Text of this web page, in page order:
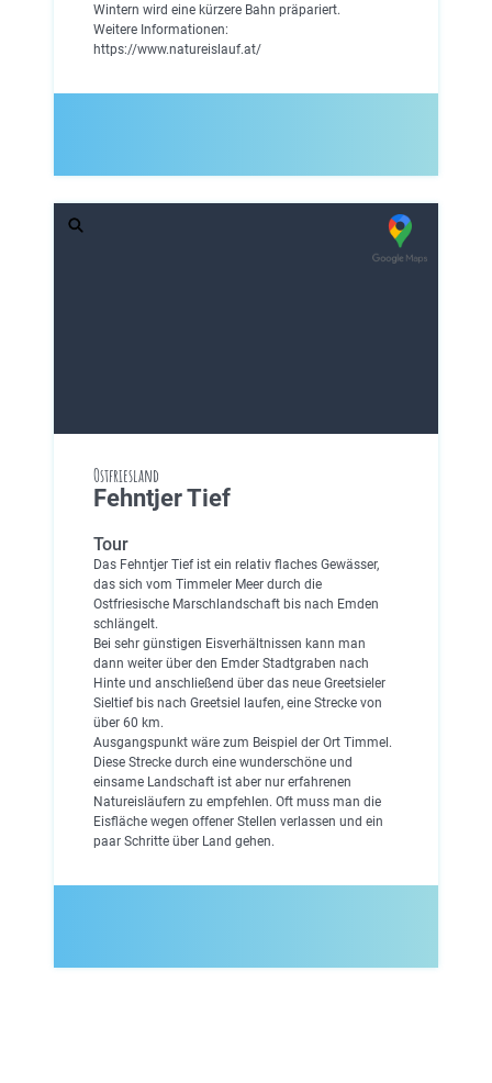
Wintern wird eine kürzere Bahn präpariert.
Weitere Informationen:
https://www.natureislauf.at/
Ostfriesland
Fehntjer Tief
Tour
Das Fehntjer Tief ist ein relativ flaches Gewässer,
das sich vom Timmeler Meer durch die
Ostfriesische Marschlandschaft bis nach Emden
schlängelt.
Bei sehr günstigen Eisverhältnissen kann man
dann weiter über den Emder Stadtgraben nach
Hinte und anschließend über das neue Greetsieler
Sieltief bis nach Greetsiel laufen, eine Strecke von
über 60 km.
Ausgangspunkt wäre zum Beispiel der Ort Timmel.
Diese Strecke durch eine wunderschöne und
einsame Landschaft ist aber nur erfahrenen
Natureisläufern zu empfehlen. Oft muss man die
Eisfläche wegen offener Stellen verlassen und ein
paar Schritte über Land gehen.